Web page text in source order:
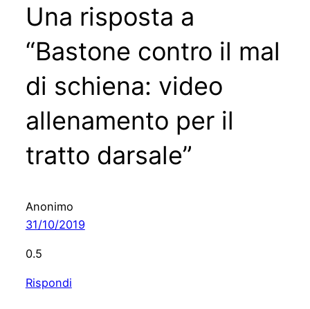
Una risposta a
“Bastone contro il mal
di schiena: video
allenamento per il
tratto darsale”
Anonimo
31/10/2019
0.5
Rispondi